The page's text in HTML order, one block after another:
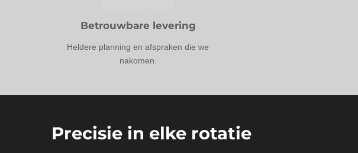
Betrouwbare levering
Heldere planning en afspraken die we
nakomen.
Precisie in elke rotatie